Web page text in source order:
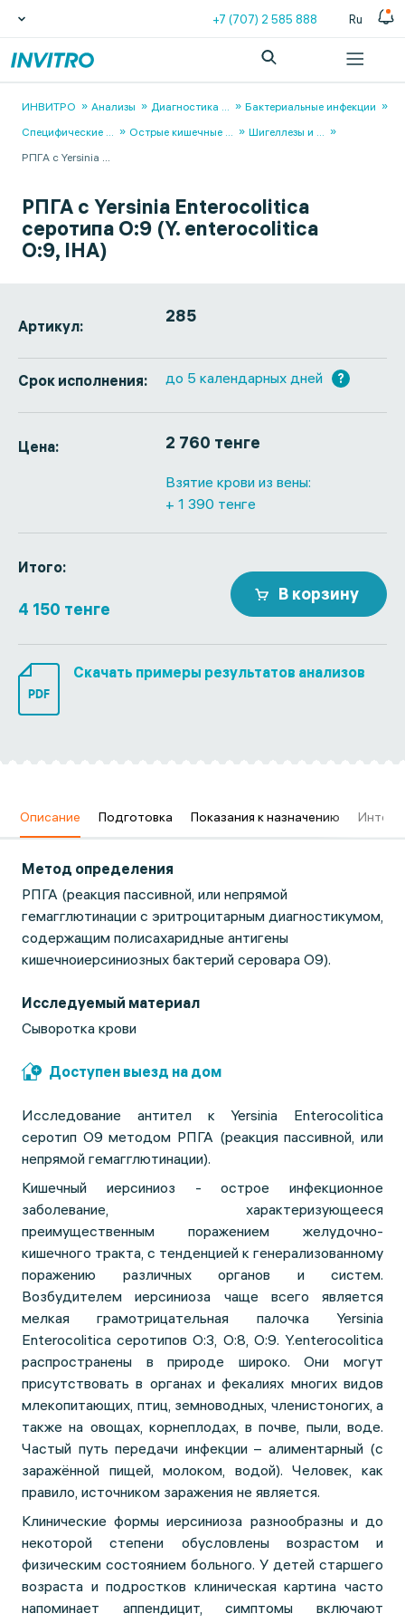
+7 (707) 2 585 888 Ru
ИНВИТРО Анализы Диагностика ...
Бактериальные инфекции
Специфические ... Острые кишечные ... Шигеллезы и ...
РПГА с Yersinia ...
РПГА с Yersinia Enterocolitica
серотипа О:9 (Y. enterocolitica
O:9, IHA)
Артикул: 285
Срок исполнения: до 5 календарных дней ?
Цена: 2 760 тенге
Взятие крови из вены:
+ 1 390 тенге
Итого:
4 150 тенге
В корзину
PDF
Скачать примеры результатов анализов
Описание Подготовка Показания к назначению
Метод определения
РПГА (реакция пассивной, или непрямой
гемагглютинации с эритроцитарным диагностикумом,
содержащим полисахаридные антигены
кишечноиерсиниозных бактерий серовара О9).
Исследуемый материал
Сыворотка крови
Доступен выезд на дом
Исследование антител к Yersinia Enterocolitica
серотип О9 методом РПГА (реакция пассивной, или
непрямой гемагглютинации).
Кишечный иерсиниоз - острое инфекционное
заболевание, характеризующееся
преимущественным поражением желудочно-
кишечного тракта, с тенденцией к генерализованному
поражению различных органов и систем.
Возбудителем иерсиниоза чаще всего является
мелкая грамотрицательная палочка Yersinia
Enterocolitica серотипов О:3, О:8, О:9. Y.enterocolitica
распространены в природе широко. Они могут
присутствовать в органах и фекалиях многих видов
млекопитающих, птиц, земноводных, членистоногих, а
также на овощах, корнеплодах, в почве, пыли, воде.
Частый путь передачи инфекции – алиментарный (с
заражённой пищей, молоком, водой). Человек, как
правило, источником заражения не является.
Клинические формы иерсиниоза разнообразны и до
некоторой степени обусловлены возрастом и
физическим состоянием больного. У детей старшего
возраста и подростков клиническая картина часто
напоминает аппендицит, симптомы включают